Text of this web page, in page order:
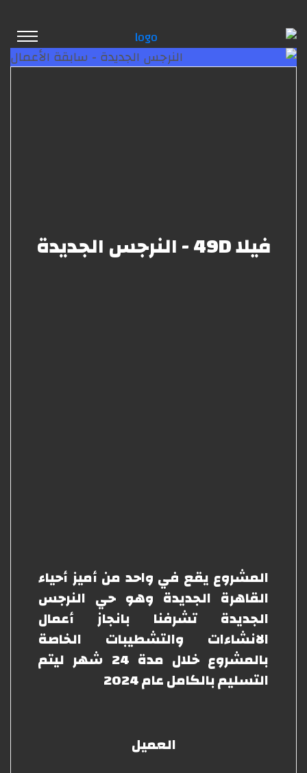
فيلا 49D - النرجس الجديدة
المشروع يقع في واحد من أميز أحياء
القاهرة الجديدة وهو حي النرجس
الجديدة تشرفنا بانجاز أعمال
الانشاءات والتشطيبات الخاصة
بالمشروع خلال مدة 24 شهر ليتم
التسليم بالكامل عام 2024
العميل